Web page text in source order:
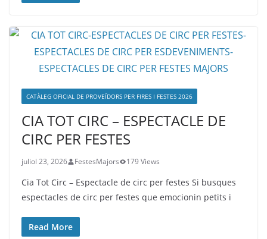
CATÀLEG OFICIAL DE PROVEÏDORS PER FIRES I FESTES 2026
CIA TOT CIRC – ESPECTACLE DE
CIRC PER FESTES
juliol 23, 2026 FestesMajors 179 Views
Cia Tot Circ – Espectacle de circ per festes Si busques
espectacles de circ per festes que emocionin petits i
Read More